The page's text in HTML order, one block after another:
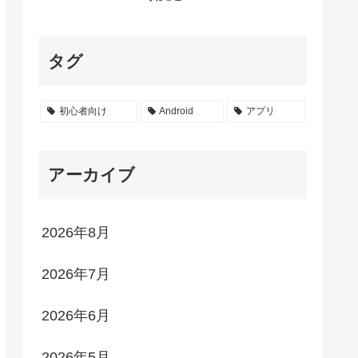
タグ
初心者向け Android アプリ
アーカイブ
2026年8月
2026年7月
2026年6月